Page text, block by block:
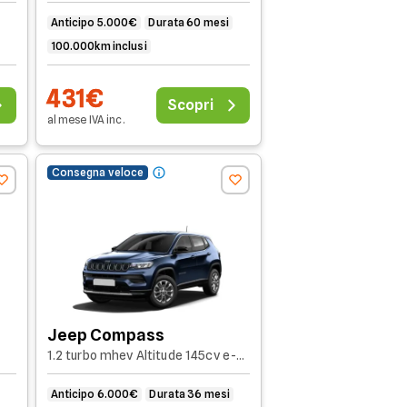
Anticipo 5.000€
Durata 60 mesi
100.000km inclusi
431€
al mese IVAinc.
Scopri
Consegna veloce
Jeep Compass
1.2 turbo mhev Altitude 145cv e-dct6
Anticipo 6.000€ Durata 36 mesi